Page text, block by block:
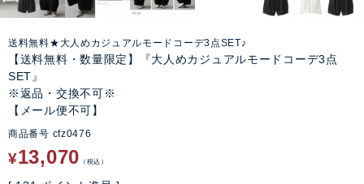
送料無料★大人めカジュアルモードコーデ3点SET♪
【送料無料・数量限定】『大人めカジュアルモードコーデ3点
SET』
※返品・交換不可※
【メール便不可】
商品番号 cfz0476
¥13,070 税込